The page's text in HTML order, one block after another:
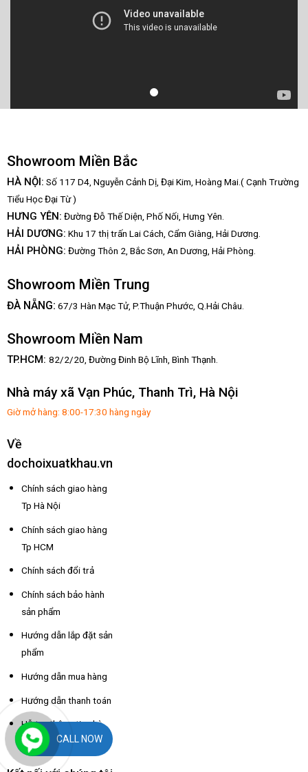
Showroom Miền Bắc
HÀ NỘI: Số 117 D4, Nguyễn Cảnh Dị, Đại Kim, Hoàng Mai.( Cạnh Trường
Tiểu Học Đại Từ )
HƯNG YÊN: Đường Đỗ Thế Diện, Phố Nối, Hưng Yên.
HẢI DƯƠNG: Khu 17 thị trấn Lai Cách, Cẩm Giàng, Hải Dương.
HẢI PHÒNG: Đường Thôn 2, Bắc Sơn, An Dương, Hải Phòng.
Showroom Miền Trung
ĐÀ NẴNG: 67/3 Hàn Mạc Tử, P.Thuận Phước, Q.Hải Châu.
Showroom Miền Nam
TP.HCM: 82/2/20, Đường Đinh Bộ Lĩnh, Bình Thạnh.
Nhà máy xã Vạn Phúc, Thanh Trì, Hà Nội
Giờ mở hàng: 8:00-17:30 hàng ngày
Về
dochoixuatkhau.vn
Chính sách giao hàng
Tp Hà Nội
Chính sách giao hàng
Tp HCM
Chính sách đổi trả
Chính sách bảo hành
sản phẩm
Hướng dẫn lắp đặt sản
phẩm
Hướng dẫn mua hàng
Hướng dẫn thanh toán
Hỗ trợ thông tin nhà
xe các tỉnhCALL NOW